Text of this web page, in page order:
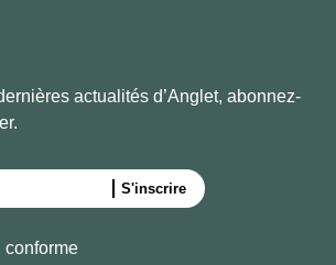
actualités d’Anglet, abonnez-
conforme